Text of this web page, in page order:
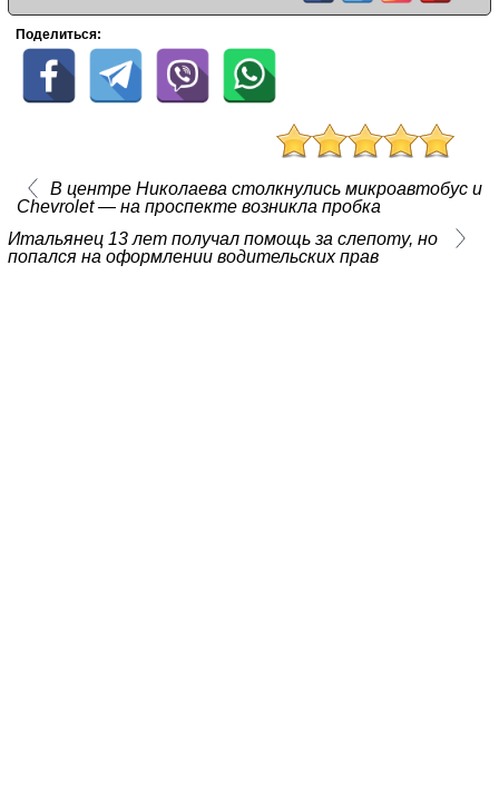
Поделиться:
В центре Николаева столкнулись микроавтобус и
Chevrolet — на проспекте возникла пробка
Итальянец 13 лет получал помощь за слепоту, но
попался на оформлении водительских прав